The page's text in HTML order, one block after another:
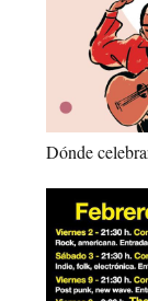
Dónde